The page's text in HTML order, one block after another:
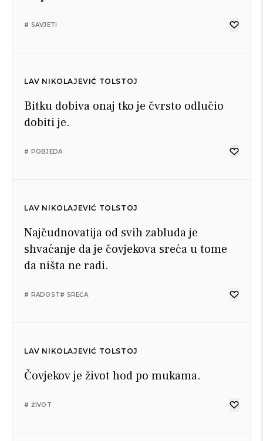
# SAVJETI
LAV NIKOLAJEVIĆ TOLSTOJ
Bitku dobiva onaj tko je čvrsto odlučio
dobiti je.
# POBJEDA
LAV NIKOLAJEVIĆ TOLSTOJ
Najčudnovatija od svih zabluda je
shvaćanje da je čovjekova sreća u tome
da ništa ne radi.
# RADOST# SREĆA
LAV NIKOLAJEVIĆ TOLSTOJ
Čovjekov je život hod po mukama.
# ŽIVOT